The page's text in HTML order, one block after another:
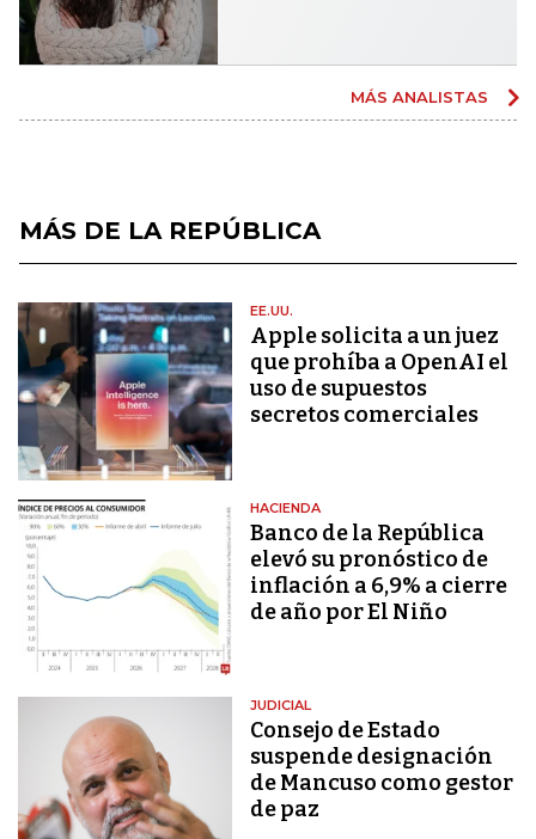
MÁS ANALISTAS
MÁS DE LA REPÚBLICA
EE.UU.
Apple solicita a un juez
que prohíba a OpenAI el
uso de supuestos
secretos comerciales
HACIENDA
Banco de la República
elevó su pronóstico de
inflación a 6,9% a cierre
de año por El Niño
JUDICIAL
Consejo de Estado
suspende designación
de Mancuso como gestor
de paz